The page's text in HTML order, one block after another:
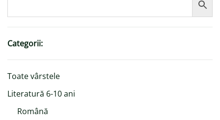
Categorii:
Toate vârstele
Literatură 6-10 ani
Română